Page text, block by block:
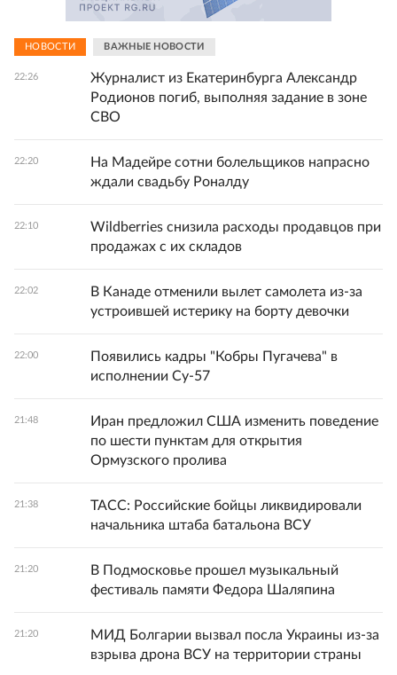
НОВОСТИ ВАЖНЫЕ НОВОСТИ
22:26
Журналист из Екатеринбурга Александр
Родионов погиб, выполняя задание в зоне
СВО
22:20
На Мадейре сотни болельщиков напрасно
ждали свадьбу Роналду
22:10
Wildberries снизила расходы продавцов при
продажах с их складов
22:02
В Канаде отменили вылет самолета из-за
устроившей истерику на борту девочки
22:00
Появились кадры "Кобры Пугачева" в
исполнении Су-57
21:48
Иран предложил США изменить поведение
по шести пунктам для открытия
Ормузского пролива
21:38
ТАСС: Российские бойцы ликвидировали
начальника штаба батальона ВСУ
21:20
В Подмосковье прошел музыкальный
фестиваль памяти Федора Шаляпина
21:20
МИД Болгарии вызвал посла Украины из-за
взрыва дрона ВСУ на территории страны